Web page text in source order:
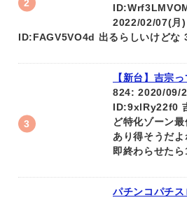
2022/02/07(月
ID:FAGV5VO4d 出るらしいけど
【新台】吉宗
824: 2020/09/
ID:9xlRy22f0
ど特化ゾーン
あり得そうだ
即終わらせた
パチンコパチ